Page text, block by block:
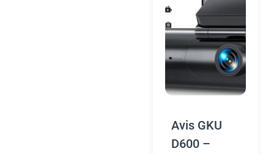
Avis GKU
D600 –